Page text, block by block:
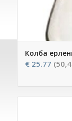
Колба
€25.77